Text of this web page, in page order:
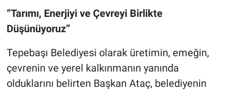
“Tarımı, Enerjiyi ve Çevreyi Birlikte
Düşünüyoruz”
Tepebaşı Belediyesi olarak üretimin, emeğin,
çevrenin ve yerel kalkınmanın yanında
olduklarını belirten Başkan Ataç, belediyenin